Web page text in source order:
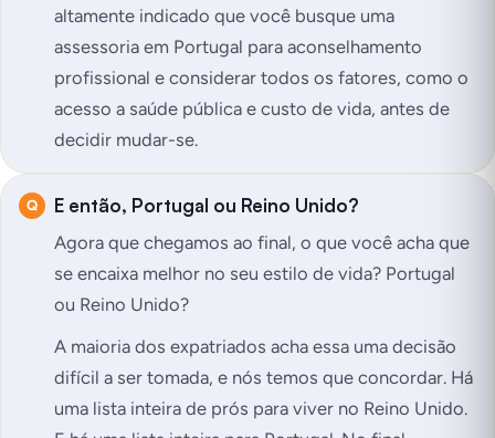
altamente indicado que você busque uma
assessoria em Portugal para aconselhamento
profissional e considerar todos os fatores, como o
acesso a saúde pública e custo de vida, antes de
decidir mudar-se.
E então, Portugal ou Reino Unido?
Agora que chegamos ao final, o que você acha que
se encaixa melhor no seu estilo de vida? Portugal
ou Reino Unido?
A maioria dos expatriados acha essa uma decisão
difícil a ser tomada, e nós temos que concordar. Há
uma lista inteira de prós para viver no Reino Unido.